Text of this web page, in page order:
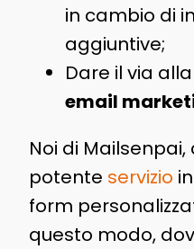
in cambio di
aggiuntive;
Dare il via alla
email
Noi di
potente servizio
form
questo modo,